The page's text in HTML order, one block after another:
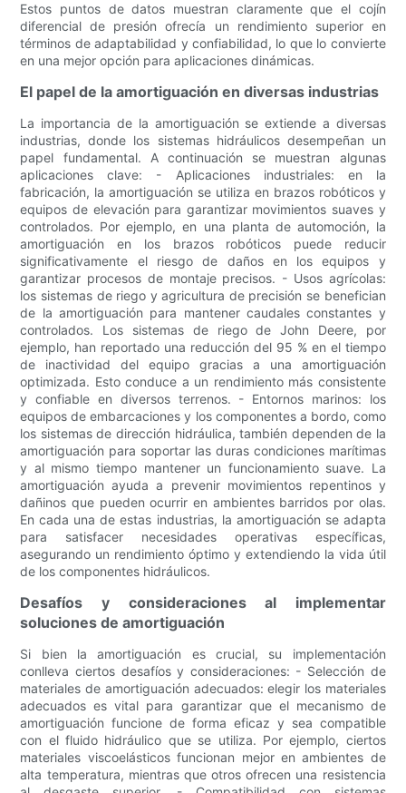
Estos puntos de datos muestran claramente que el cojín
diferencial de presión ofrecía un rendimiento superior en
términos de adaptabilidad y confiabilidad, lo que lo convierte
en una mejor opción para aplicaciones dinámicas.
El papel de la amortiguación en diversas industrias
La importancia de la amortiguación se extiende a diversas
industrias, donde los sistemas hidráulicos desempeñan un
papel fundamental. A continuación se muestran algunas
aplicaciones clave: - Aplicaciones industriales: en la
fabricación, la amortiguación se utiliza en brazos robóticos y
equipos de elevación para garantizar movimientos suaves y
controlados. Por ejemplo, en una planta de automoción, la
amortiguación en los brazos robóticos puede reducir
significativamente el riesgo de daños en los equipos y
garantizar procesos de montaje precisos. - Usos agrícolas:
los sistemas de riego y agricultura de precisión se benefician
de la amortiguación para mantener caudales constantes y
controlados. Los sistemas de riego de John Deere, por
ejemplo, han reportado una reducción del 95 % en el tiempo
de inactividad del equipo gracias a una amortiguación
optimizada. Esto conduce a un rendimiento más consistente
y confiable en diversos terrenos. - Entornos marinos: los
equipos de embarcaciones y los componentes a bordo, como
los sistemas de dirección hidráulica, también dependen de la
amortiguación para soportar las duras condiciones marítimas
y al mismo tiempo mantener un funcionamiento suave. La
amortiguación ayuda a prevenir movimientos repentinos y
dañinos que pueden ocurrir en ambientes barridos por olas.
En cada una de estas industrias, la amortiguación se adapta
para satisfacer necesidades operativas específicas,
asegurando un rendimiento óptimo y extendiendo la vida útil
de los componentes hidráulicos.
Desafíos y consideraciones al implementar
soluciones de amortiguación
Si bien la amortiguación es crucial, su implementación
conlleva ciertos desafíos y consideraciones: - Selección de
materiales de amortiguación adecuados: elegir los materiales
adecuados es vital para garantizar que el mecanismo de
amortiguación funcione de forma eficaz y sea compatible
con el fluido hidráulico que se utiliza. Por ejemplo, ciertos
materiales viscoelásticos funcionan mejor en ambientes de
alta temperatura, mientras que otros ofrecen una resistencia